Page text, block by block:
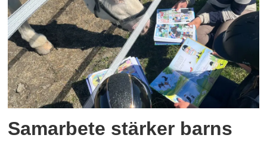
Samarbete stärker barns